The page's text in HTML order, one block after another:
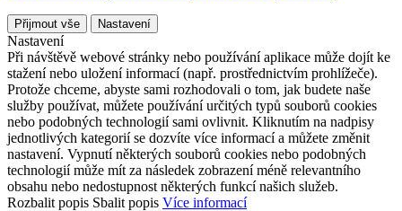
Přijmout vše Nastavení
Nastavení
Při návštěvě webové stránky nebo používání aplikace může dojít ke
stažení nebo uložení informací (např. prostřednictvím prohlížeče).
Protože chceme, abyste sami rozhodovali o tom, jak budete naše
služby používat, můžete používání určitých typů souborů cookies
nebo podobných technologií sami ovlivnit. Kliknutím na nadpisy
jednotlivých kategorií se dozvíte více informací a můžete změnit
nastavení. Vypnutí některých souborů cookies nebo podobných
technologií může mít za následek zobrazení méně relevantního
obsahu nebo nedostupnost některých funkcí našich služeb.
Rozbalit popis Sbalit popis Více informací